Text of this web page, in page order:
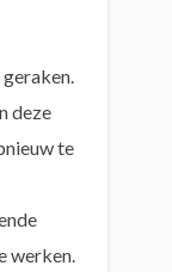
deze
te
werken.